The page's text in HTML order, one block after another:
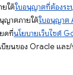
ยใต้ใบอนุญาตที่ต้องระ
ญาตภายใต้ใบอนุญาต
ดที่นโยบายเว็บไซต์
บียนของ Oracle และ